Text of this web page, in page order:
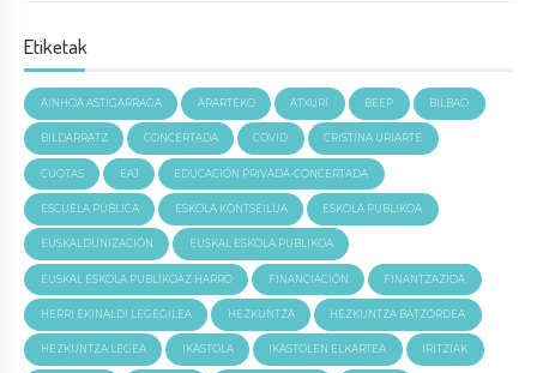
Etiketak
AINHOA ASTIGARRAGA ARARTEKO ATXURI BEEP BILBAO
BILDARRATZ CONCERTADA COVID CRISTINA URIARTE
CUOTAS EAJ EDUCACIÓN PRIVADA-CONCERTADA
ESCUELA PÚBLICA ESKOLA KONTSEILUA ESKOLA PUBLIKOA
EUSKALDUNIZACIÓN EUSKAL ESKOLA PUBLIKOA
EUSKAL ESKOLA PUBLIKOAZ HARRO FINANCIACIÓN FINANTZAZIOA
HERRI EKINALDI LEGEGILEA HEZKUNTZA HEZKUNTZA BATZORDEA
HEZKUNTZA LEGEA IKASTOLA IKASTOLEN ELKARTEA IRITZIAK